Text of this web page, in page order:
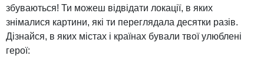
збуваються! Ти можеш відвідати локації, в яких
знімалися картини, які ти переглядала десятки разів.
Дізнайся, в яких містах і країнах бували твої улюблені
герої: